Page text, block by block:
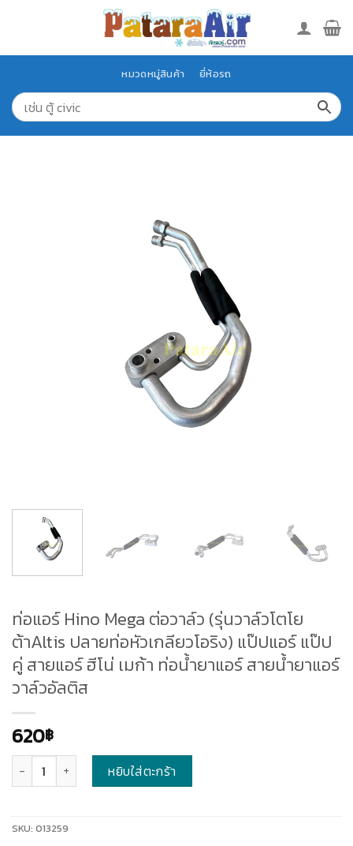
หมวดหมู่สินค้า ยี่ห้อรถ
ท่อแอร์ Hino Mega ต่อวาล์ว (รุ่นวาล์วโตโย
ต้าAltis ปลายท่อหัวเกลียวโอริง) แป๊ปแอร์ แป๊ป
คู่ สายแอร์ ฮีโน่ เมก้า ท่อน้ำยาแอร์ สายน้ำยาแอร์
วาล์วอัลติส
620฿
หยิบใส่ตะกร้า
SKU: 013259